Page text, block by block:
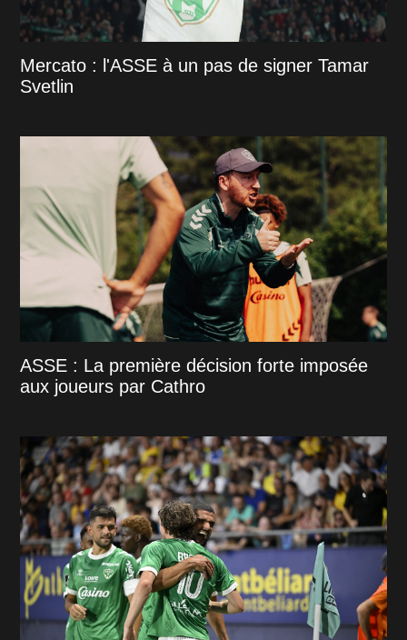
Mercato : l'ASSE à un pas de signer Tamar
Svetlin
ASSE : La première décision forte imposée
aux joueurs par Cathro